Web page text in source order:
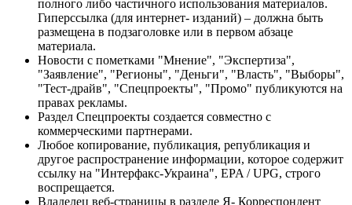
полного либо частичного использования материалов.
Гиперссылка (для интернет- изданий) – должна быть
размещена в подзаголовке или в первом абзаце
материала.
Новости с пометками "Мнение", "Экспертиза",
"Заявление", "Регионы", "Деньги", "Власть", "Выборы",
"Тест-драйв", "Спецпроекты", "Промо" публикуются на
правах рекламы.
Раздел Спецпроекты создается совместно с
коммерческими партнерами.
Любое копирование, публикация, републикация и
другое распространение информации, которое содержит
ссылку на "Интерфакс-Украина", EPA / UPG, строго
воспрещается.
Владелец веб-страницы в разделе Я- Корреспондент